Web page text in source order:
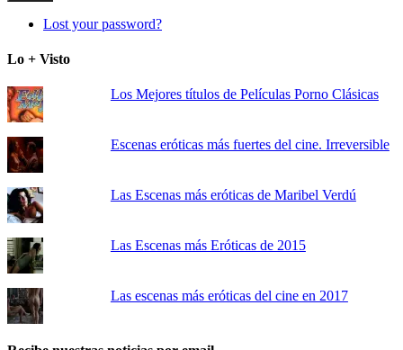
Lost your password?
Lo + Visto
Los Mejores títulos de Películas Porno Clásicas
Escenas eróticas más fuertes del cine. Irreversible
Las Escenas más eróticas de Maribel Verdú
Las Escenas más Eróticas de 2015
Las escenas más eróticas del cine en 2017